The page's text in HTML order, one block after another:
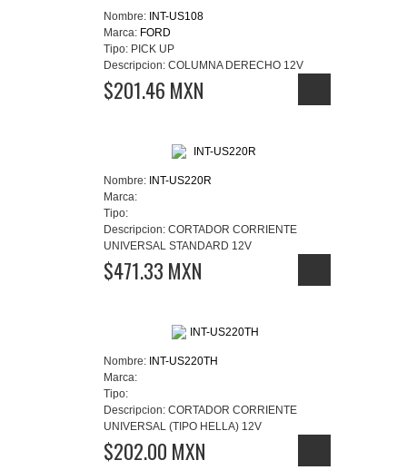
Nombre: INT-US108
Marca: FORD
Tipo: PICK UP
Descripcion: COLUMNA DERECHO 12V
$201.46 MXN
Nombre: INT-US220R
Marca:
Tipo:
Descripcion: CORTADOR CORRIENTE
UNIVERSAL STANDARD 12V
$471.33 MXN
Nombre: INT-US220TH
Marca:
Tipo:
Descripcion: CORTADOR CORRIENTE
UNIVERSAL (TIPO HELLA) 12V
$202.00 MXN